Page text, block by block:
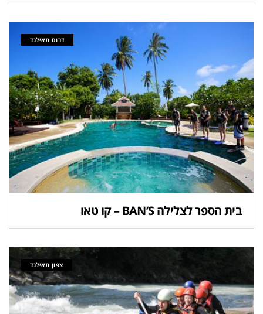
דרום תאילנד
בית הספר לצלילה BAN’S – קו טאו
צפון תאילנד